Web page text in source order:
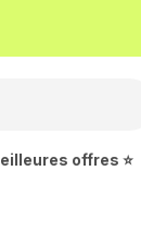
offres ⭐